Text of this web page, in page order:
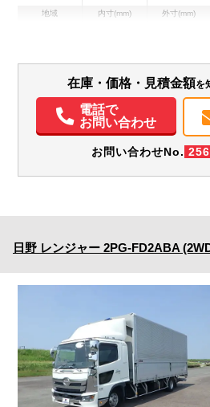
地域 内寸(mm) 外寸(mm)
装備情報
パワステ パワーウィンドウ
在庫・価格・見積金額を
電話で
お問い合わせ
お問い合わせNo.
日野 レンジャー 2PG-FD2ABA